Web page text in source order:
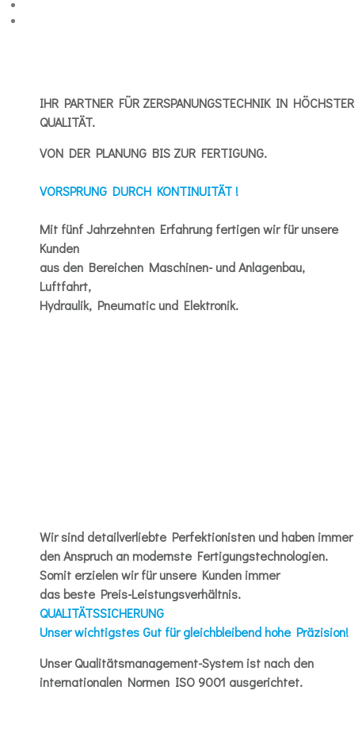
IHR PARTNER FÜR ZERSPANUNGSTECHNIK IN HÖCHSTER
QUALITÄT.
VON DER PLANUNG BIS ZUR FERTIGUNG.
VORSPRUNG DURCH KONTINUITÄT !
Mit fünf Jahrzehnten Erfahrung fertigen wir für unsere
Kunden
aus den Bereichen Maschinen- und Anlagenbau,
Luftfahrt,
Hydraulik, Pneumatic und Elektronik.
Wir sind detailverliebte Perfektionisten und haben immer
den Anspruch an modernste Fertigungstechnologien.
Somit erzielen wir für unsere Kunden immer
das beste Preis-Leistungsverhältnis.
QUALITÄTSSICHERUNG
Unser wichtigstes Gut für gleichbleibend hohe Präzision!
Unser Qualitätsmanagement-System ist nach den
internationalen Normen ISO 9001 ausgerichtet.